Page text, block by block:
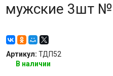
мужские 3шт
Артикул: ТДП52
В наличии